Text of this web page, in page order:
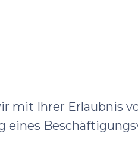
mit Ihrer Erlaubnis
eines